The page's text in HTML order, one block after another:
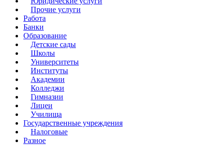
Прочие услуги
Работа
Банки
Образование
Детские сады
Школы
Университеты
Институты
Академии
Колледжи
Гимназии
Лицеи
Училища
Государственные учреждения
Налоговые
Разное